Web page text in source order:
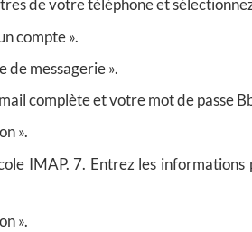
de votre téléphone et
compte ».
de messagerie ».
complète et votre mot de passe
».
IMAP. 7. Entrez les
».